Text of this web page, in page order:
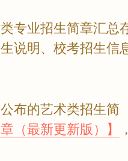
专业招生简章汇总
说明、校考招生信
布的艺术类招生简
（最新更新版）】